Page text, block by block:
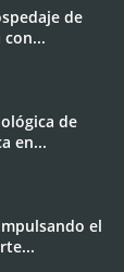
de
de
en...
el